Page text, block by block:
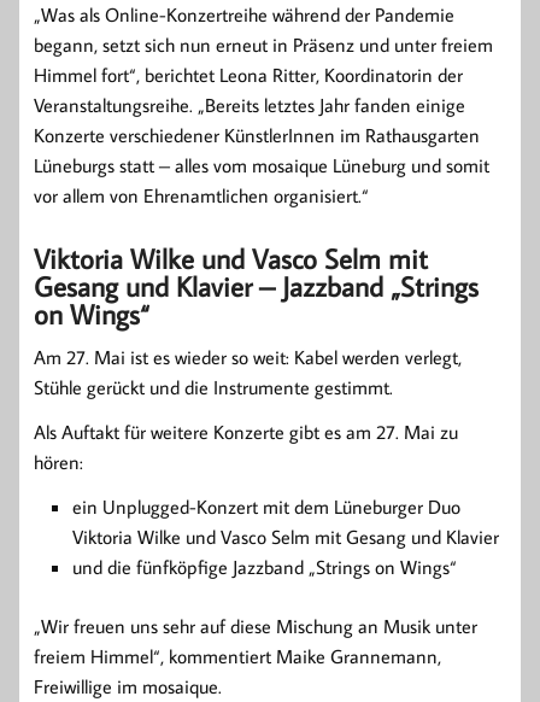
„Was als Online-Konzertreihe während der Pandemie
begann, setzt sich nun erneut in Präsenz und unter freiem
Himmel fort“, berichtet Leona Ritter, Koordinatorin der
Veranstaltungsreihe. „Bereits letztes Jahr fanden einige
Konzerte verschiedener KünstlerInnen im Rathausgarten
Lüneburgs statt – alles vom mosaique Lüneburg und somit
vor allem von Ehrenamtlichen organisiert.“
Viktoria Wilke und Vasco Selm mit
Gesang und Klavier – Jazzband „Strings
on Wings“
Am 27. Mai ist es wieder so weit: Kabel werden verlegt,
Stühle gerückt und die Instrumente gestimmt.
Als Auftakt für weitere Konzerte gibt es am 27. Mai zu
hören:
ein Unplugged-Konzert mit dem Lüneburger Duo
Viktoria Wilke und Vasco Selm mit Gesang und Klavier
und die fünfköpfige Jazzband „Strings on Wings“
„Wir freuen uns sehr auf diese Mischung an Musik unter
freiem Himmel“, kommentiert Maike Grannemann,
Freiwillige im mosaique.